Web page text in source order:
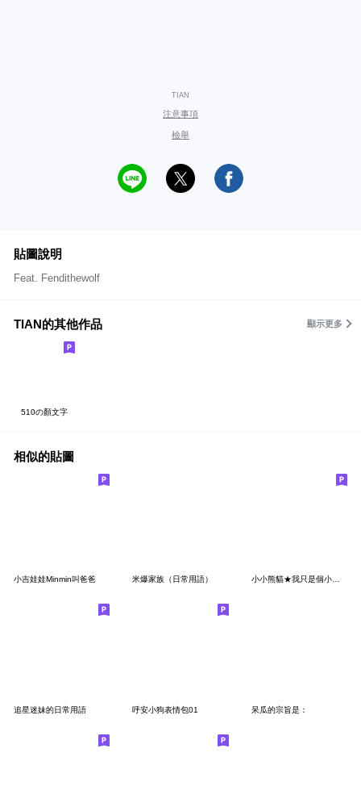
TIAN
注意事項
檢舉
貼圖說明
Feat. Fendithewolf
TIAN的其他作品 顯示更多
510の顏文字
相似的貼圖
小吉娃娃Minmin叫爸爸 米爆家族（日常用語） 小小熊貓★我只是個小孩 馬麻雜摳!
追星迷妹的日常用語 呼安小狗表情包01 呆瓜的宗旨是：